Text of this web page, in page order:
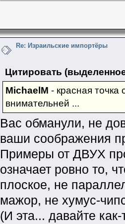
Re: Израильские импортёры
Цитировать
MichaelM - красная точка
внимательней ...
Вас обманули, не
ваши соображения
Примеры от ДВУХ
означает ровно то,
плоское, не
мажор, не хумус-
(И эта... давайте